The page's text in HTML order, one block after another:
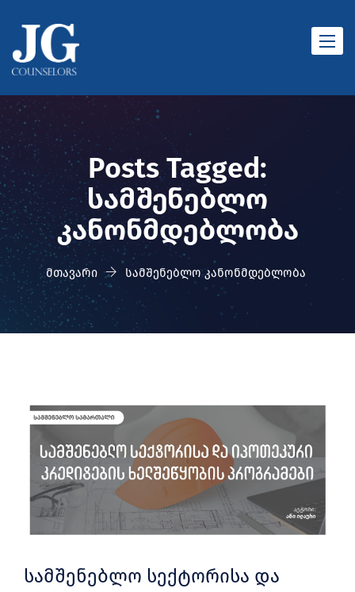
Toggle
Posts Tagged:
სამშენებლო
კანონმდებლობა
მთავარი სამშენებლო კანონმდებლობა
სამშენებლო სექტორისა და